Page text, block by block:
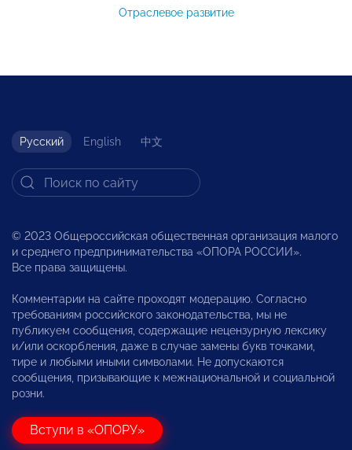
Отраслевое развитие
Русский English 中文
© 2023 Общероссийская общественная организация малого
и среднего предпринимательства «ОПОРА РОССИИ».
Все права защищены.
Комментарии на сайте проходят модерацию. Согласно
требованиям российского законодательства, мы не
публикуем сообщения, содержащие нецензурную лексику
и/или оскорбления, даже в случае замены букв точками,
тире и любыми иными символами. Не допускаются
сообщения, призывающие к межнациональной и социальной
розни.
Вступи в «ОПОРУ»